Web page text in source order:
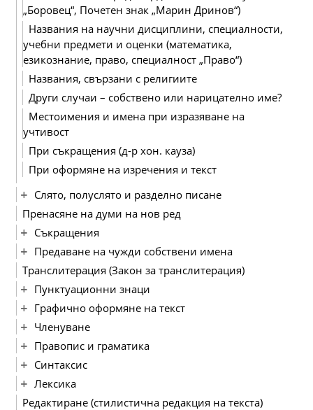
„Боровец“, Почетен знак „Марин Дринов“)
Названия на научни дисциплини, специалности,
учебни предмети и оценки (математика,
езикознание, право, специалност „Право“)
Названия, свързани с религиите
Други случаи – собствено или нарицателно име?
Местоимения и имена при изразяване на
учтивост
При съкращения (д-р хон. кауза)
При оформяне на изречения и текст
Слято, полуслято и разделно писане
Пренасяне на думи на нов ред
Съкращения
Предаване на чужди собствени имена
Транслитерация (Закон за транслитерация)
Пунктуационни знаци
Графично оформяне на текст
Членуване
Правопис и граматика
Синтаксис
Лексика
Редактиране (стилистична редакция на текста)